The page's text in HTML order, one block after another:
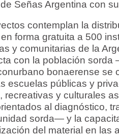
Señas Argentina con
contemplan la
forma gratuita a 500
y comunitarias de la
con la población
bonaerense se
escuelas públicas y
recreativas y culturales
al diagnóstico,
sorda— y la
del material en las